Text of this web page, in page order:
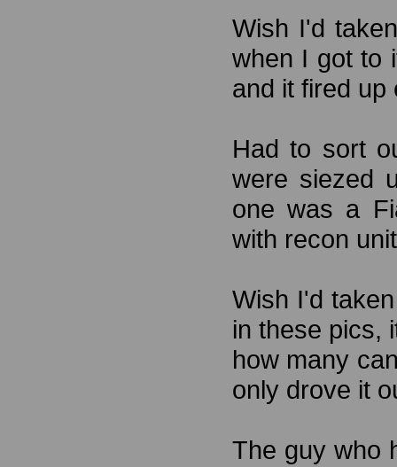
Wish I'd
when I got to
and it fired up
Had to sort
were siezed
one was a
with recon
Wish I'd
in these pics,
how many
only drove it
The guy who